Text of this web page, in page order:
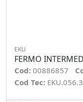
EKU
FERMO
Cod: 00886857
Cod Tec: